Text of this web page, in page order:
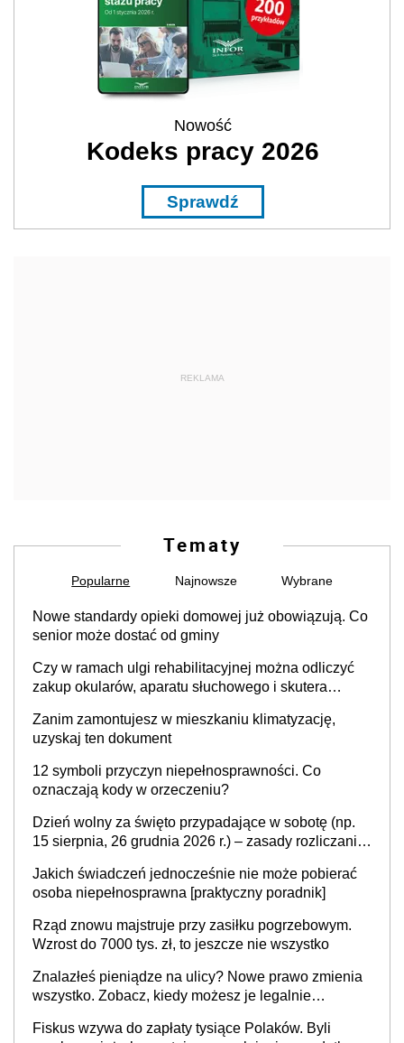
Nowość
Kodeks pracy 2026
Sprawdź
REKLAMA
Tematy
Popularne Najnowsze Wybrane
Nowe standardy opieki domowej już obowiązują. Co
senior może dostać od gminy
Czy w ramach ulgi rehabilitacyjnej można odliczyć
zakup okularów, aparatu słuchowego i skutera
Zanim zamontujesz w mieszkaniu klimatyzację,
uzyskaj ten dokument
12 symboli przyczyn niepełnosprawności. Co
oznaczają kody w orzeczeniu?
Dzień wolny za święto przypadające w sobotę (np.
15 sierpnia, 26 grudnia 2026 r.) – zasady rozliczania
i administracja publiczna), najczęstsze pytania
Jakich świadczeń jednocześnie nie może pobierać
osoba niepełnosprawna [praktyczny poradnik]
Rząd znowu majstruje przy zasiłku pogrzebowym.
Wzrost do 7000 tys. zł, to jeszcze nie wszystko
Znalazłeś pieniądze na ulicy? Nowe prawo zmienia
wszystko. Zobacz, kiedy możesz je legalnie
Fiskus wzywa do zapłaty tysiące Polaków. Byli